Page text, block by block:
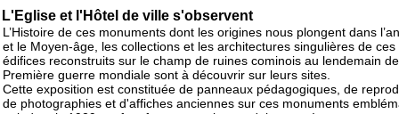
L'Eglise et l'Hôtel de ville s'observent
L’Histoire de ces monuments dont les origines nous plongent dans
et le Moyen-âge, les collections et les architectures singulières de ces
édifices reconstruits sur le champ de ruines cominois au lendemain
Première guerre mondiale sont à découvrir sur leurs sites.
Cette exposition est constituée de panneaux pédagogiques, de
de photographies et d'affiches anciennes sur ces monuments